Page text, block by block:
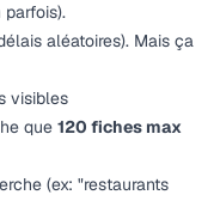
aléatoires). Mais ça
visibles
que 120 fiches max
(ex: "restaurants